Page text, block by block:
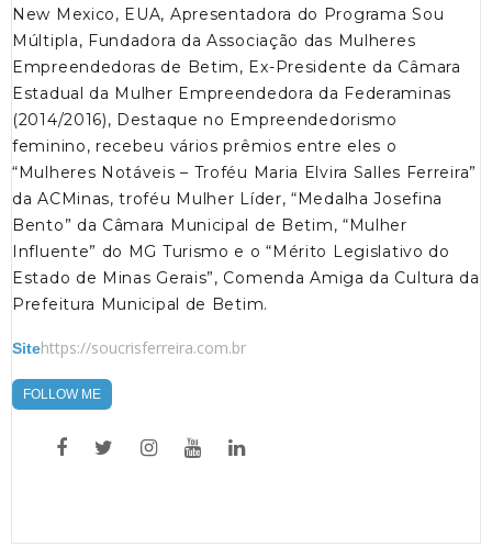
New Mexico, EUA, Apresentadora do Programa Sou
Múltipla, Fundadora da Associação das Mulheres
Empreendedoras de Betim, Ex-Presidente da Câmara
Estadual da Mulher Empreendedora da Federaminas
(2014/2016), Destaque no Empreendedorismo
feminino, recebeu vários prêmios entre eles o
“Mulheres Notáveis – Troféu Maria Elvira Salles Ferreira”
da ACMinas, troféu Mulher Líder, “Medalha Josefina
Bento” da Câmara Municipal de Betim, “Mulher
Influente” do MG Turismo e o “Mérito Legislativo do
Estado de Minas Gerais”, Comenda Amiga da Cultura da
Prefeitura Municipal de Betim.
Sitehttps://soucrisferreira.com.br
FOLLOW ME